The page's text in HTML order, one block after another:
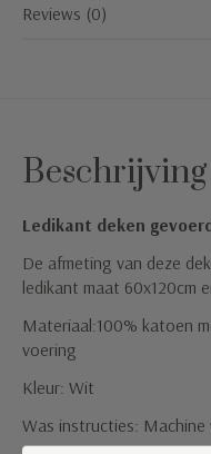
Reviews (0)
Beschrijving
Ledikant deken
De afmeting van deze
ledikant maat 60x120cm
Materiaal:100% katoen
voering
Kleur: Wit
Was instructies: